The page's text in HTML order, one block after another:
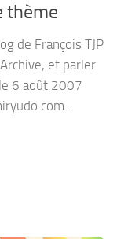
thème
de François TJP
et parler
6 août 2007